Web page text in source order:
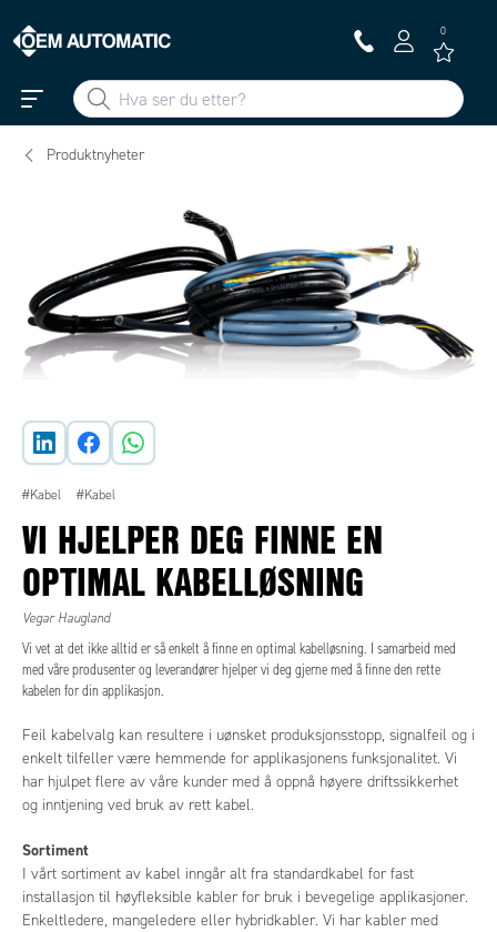
0
Produktnyheter
#Kabel #Kabel
VI HJELPER DEG FINNE EN
OPTIMAL KABELLØSNING
Vegar Haugland
Vi vet at det ikke alltid er så enkelt å finne en optimal kabelløsning. I samarbeid med
med våre produsenter og leverandører hjelper vi deg gjerne med å finne den rette
kabelen for din applikasjon.
Feil kabelvalg kan resultere i uønsket produksjonsstopp, signalfeil og i
enkelt tilfeller være hemmende for applikasjonens funksjonalitet. Vi
har hjulpet flere av våre kunder med å oppnå høyere driftssikkerhet
og inntjening ved bruk av rett kabel.
Sortiment
I vårt sortiment av kabel inngår alt fra standardkabel for fast
installasjon til høyfleksible kabler for bruk i bevegelige applikasjoner.
Enkeltledere, mangeledere eller hybridkabler. Vi har kabler med